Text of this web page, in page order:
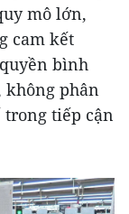
mô lớn,
cam kết
bình
không phân
tiếp cận